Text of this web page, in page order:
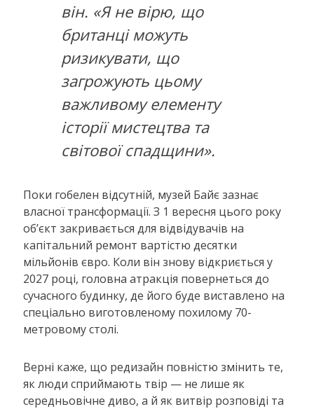
він. «Я не вірю, що
британці можуть
ризикувати, що
загрожують цьому
важливому елементу
історії мистецтва та
світової спадщини».
Поки гобелен відсутній, музей Байє зазнає
власної трансформації. З 1 вересня цього року
об’єкт закривається для відвідувачів на
капітальний ремонт вартістю десятки
мільйонів євро. Коли він знову відкриється у
2027 році, головна атракція повернеться до
сучасного будинку, де його буде виставлено на
спеціально виготовленому похилому 70-
метровому столі.
Верні каже, що редизайн повністю змінить те,
як люди сприймають твір — не лише як
середньовічне диво, а й як витвір розповіді та